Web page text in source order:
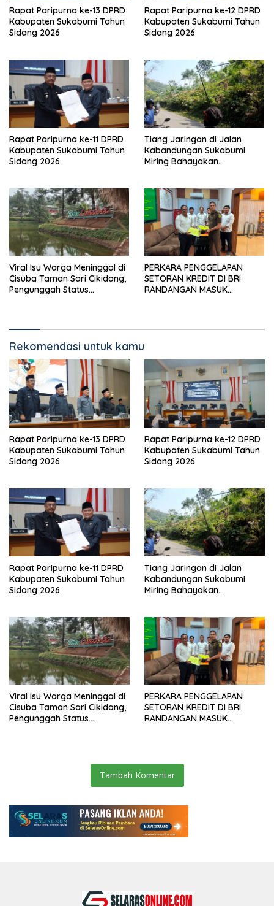
Rapat Paripurna ke-13 DPRD
Kabupaten Sukabumi Tahun
Sidang 2026
Rapat Paripurna ke-12 DPRD
Kabupaten Sukabumi Tahun
Sidang 2026
Rapat Paripurna ke-11 DPRD
Kabupaten Sukabumi Tahun
Sidang 2026
Tiang Jaringan di Jalan
Kabandungan Sukabumi
Miring Bahayakan
Viral Isu Warga Meninggal di
Cisuba Taman Sari Cikidang,
Pengunggah Status
PERKARA PENGGELAPAN
SETORAN KREDIT DI BRI
RANDANGAN MASUK
Rekomendasi untuk kamu
Rapat Paripurna ke-13 DPRD
Kabupaten Sukabumi Tahun
Sidang 2026
Rapat Paripurna ke-12 DPRD
Kabupaten Sukabumi Tahun
Sidang 2026
Rapat Paripurna ke-11 DPRD
Kabupaten Sukabumi Tahun
Sidang 2026
Tiang Jaringan di Jalan
Kabandungan Sukabumi
Miring Bahayakan
Viral Isu Warga Meninggal di
Cisuba Taman Sari Cikidang,
Pengunggah Status
PERKARA PENGGELAPAN
SETORAN KREDIT DI BRI
RANDANGAN MASUK
Tambah Komentar